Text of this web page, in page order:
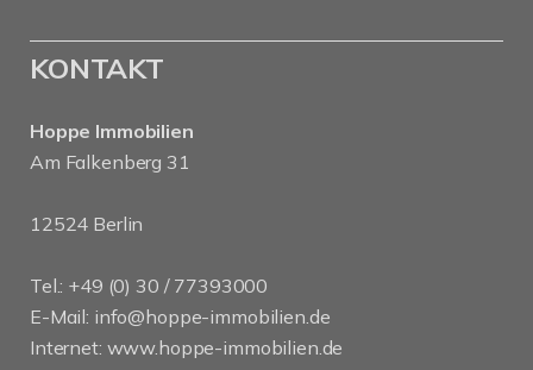
KONTAKT
Hoppe Immobilien
Am Falkenberg 31
12524 Berlin
Tel.: +49 (0) 30 / 77393000
E-Mail: info@hoppe-immobilien.de
Internet: www.hoppe-immobilien.de